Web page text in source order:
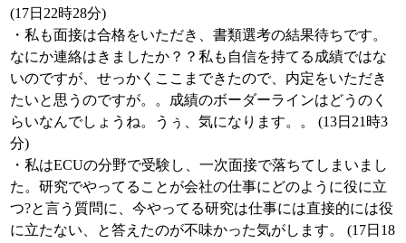
(17日22時28分)
・私も面接は合格をいただき、書類選考の結果待ちです。
なにか連絡はきましたか？？私も自信を持てる成績ではな
いのですが、せっかくここまできたので、内定をいただき
たいと思うのですが。。成績のボーダーラインはどうのく
らいなんでしょうね。うぅ、気になります。。 (13日21時3
分)
・私はECUの分野で受験し、一次面接で落ちてしまいまし
た。研究でやってることが会社の仕事にどのように役に立
つ?と言う質問に、今やってる研究は仕事には直接的には役
に立たない、と答えたのが不味かった気がします。 (17日18